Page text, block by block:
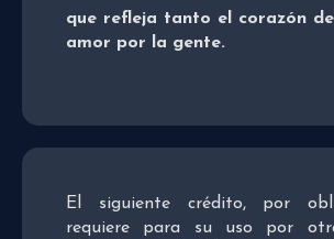
que refleja tanto el corazón de
amor por la gente.
El siguiente crédito, por
requiere para su uso por